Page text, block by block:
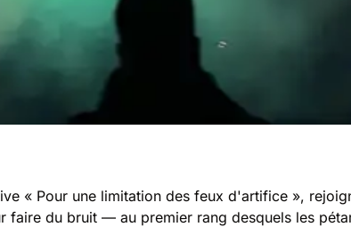
« Pour une limitation des feux d'artifice »,
faire du bruit — au premier rang desquels les